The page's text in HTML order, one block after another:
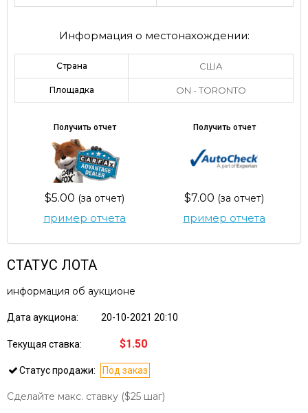
Информация о местонахождении:
Страна США
Площадка ON - TORONTO
Получить отчет
$5.00 (за отчет)
пример отчета
Получить отчет
$7.00 (за отчет)
пример отчета
СТАТУС ЛОТА
информация об аукционе
Дата аукциона: 20-10-2021 20:10
Текущая ставка: $1.50
Статус продажи: Под заказ
Сделайте макс. ставку ($25 шаг)